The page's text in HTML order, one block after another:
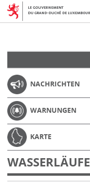
NACHRICHTEN
WARNUNGEN
KARTE
WASSERLÄUFE